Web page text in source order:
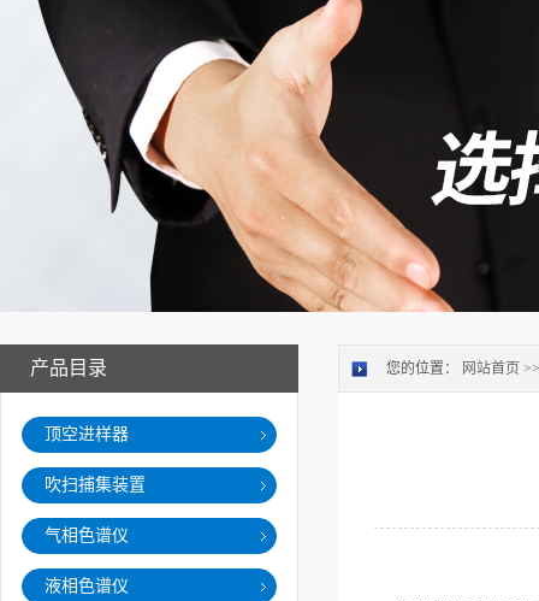
产品目录
顶空进样器
吹扫捕集装置
气相色谱仪
液相色谱仪
您的位置： 网站首页